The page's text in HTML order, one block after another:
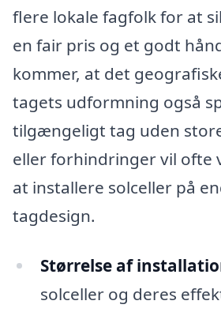
flere lokale fagfolk for at
en fair pris og et godt
kommer, at det
tagets udformning også
tilgængeligt tag uden
eller forhindringer vil ofte
at installere solceller på
tagdesign.
Størrelse af
solceller og deres